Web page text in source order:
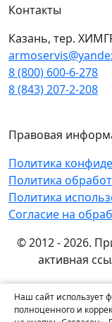
Наш сайт использует
полноценного и
Контакты
Казань, тер.
8 (800) 600-6-278
8 (843) 207-2-208
Правовая
Политика
Политика
Политика
Согласие на
© 2012 - 2026.
активная
Названия
знаки